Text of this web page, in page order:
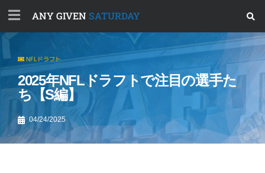
ANY GIVEN SATURDAY
NFLドラフト
2025年NFLドラフトで注目の選手た
ち【S編】
04/24/2025